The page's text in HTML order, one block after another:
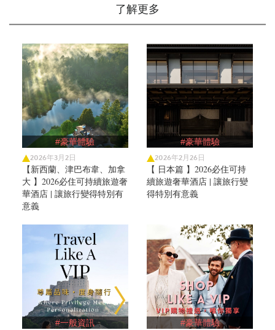
了解更多
#豪華體驗
2026年3月2日
【新西蘭、津巴布韋、加拿
大 】2026必住可持續旅遊奢
華酒店 | 讓旅行變得特別有
意義
#豪華體驗
2026年2月26日
【 日本篇 】2026必住可持
續旅遊奢華酒店 | 讓旅行變
得特別有意義
#一般資訊 #豪華體驗